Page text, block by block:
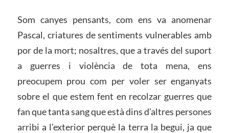
Som canyes pensants, com ens va anomenar
Pascal, criatures de sentiments vulnerables amb
por de la mort; nosaltres, que a través del suport
a guerres i violència de tota mena, ens
preocupem prou com per voler ser enganyats
sobre el que estem fent en recolzar guerres que
fan que tanta sang que està dins d’altres persones
arribi a l’exterior perquè la terra la begui, ja que